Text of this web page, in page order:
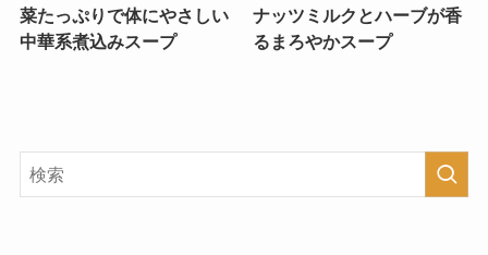
菜たっぷりで体にやさしい
中華系煮込みスープ
ナッツミルクとハーブが香
るまろやかスープ